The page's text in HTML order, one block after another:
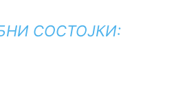
СОСТОЈКИ: